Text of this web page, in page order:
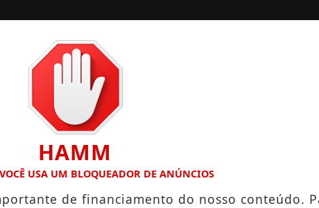
INÍCIO
A R$ 3,8 MIL IGREJA DO DIVINO ESPÍRITO SANTO
HAMM
USA UM BLOQUEADOR DE ANÚNCIOS
de financiamento do nosso conteúdo.